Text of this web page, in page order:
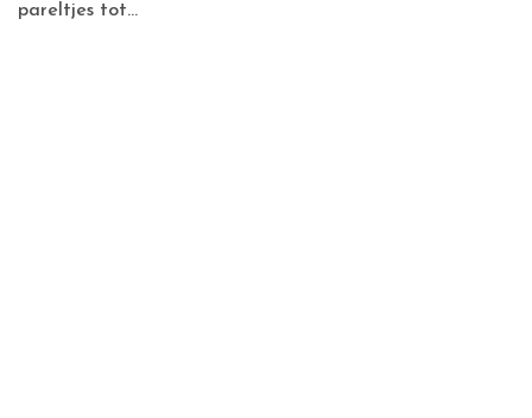
pareltjes tot...